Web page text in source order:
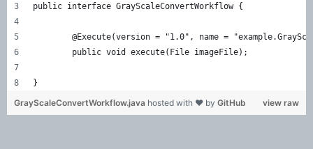
public interface GrayScaleConvertWorkflow {
@Execute(version = "1.0", name =
	public void execute(File imageFile);
}
view raw
GrayScaleConvertWorkflow.java hosted with ❤ by GitHub